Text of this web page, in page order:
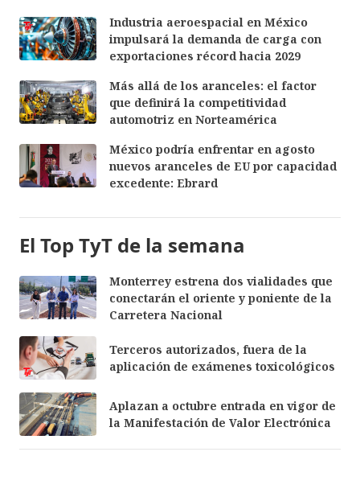
Industria aeroespacial en México
impulsará la demanda de carga con
exportaciones récord hacia 2029
Más allá de los aranceles: el factor
que definirá la competitividad
automotriz en Norteamérica
México podría enfrentar en agosto
nuevos aranceles de EU por capacidad
excedente: Ebrard
El Top TyT de la semana
Monterrey estrena dos vialidades que
conectarán el oriente y poniente de la
Carretera Nacional
Terceros autorizados, fuera de la
aplicación de exámenes toxicológicos
Aplazan a octubre entrada en vigor de
la Manifestación de Valor Electrónica